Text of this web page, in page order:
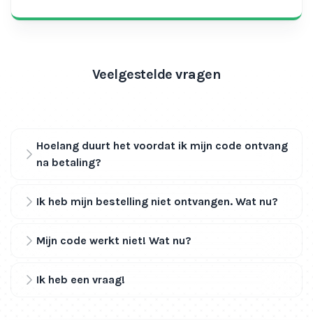
Veelgestelde vragen
Hoelang duurt het voordat ik mijn code ontvang
na betaling?
Ik heb mijn bestelling niet ontvangen. Wat nu?
Mijn code werkt niet! Wat nu?
Ik heb een vraag!